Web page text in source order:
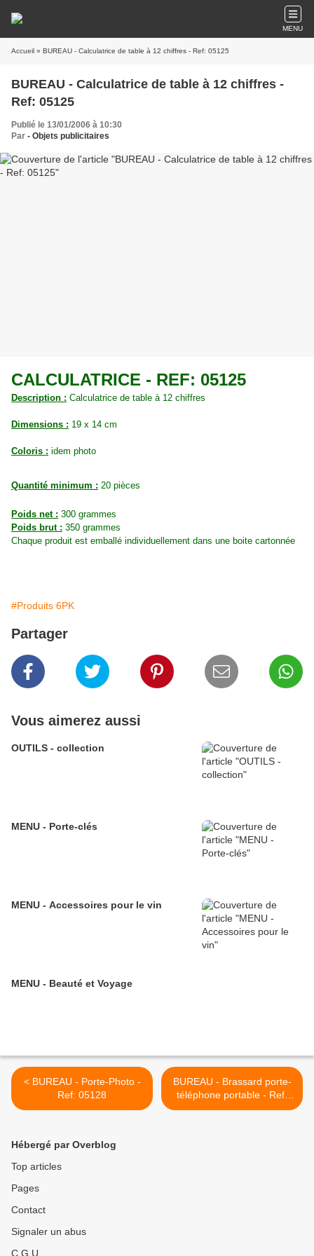
MENU
Accueil » BUREAU - Calculatrice de table à 12 chiffres - Ref: 05125
BUREAU - Calculatrice de table à 12 chiffres -
Ref: 05125
Publié le 13/01/2006 à 10:30
Par - Objets publicitaires
CALCULATRICE - REF: 05125
Description : Calculatrice de table à 12 chiffres
Dimensions : 19 x 14 cm
Coloris : idem photo
Quantité minimum : 20 pièces
Poids net : 300 grammes
Poids brut : 350 grammes
Chaque produit est emballé individuellement dans une boite cartonnée
#Produits 6PK
Partager
Vous aimerez aussi
OUTILS - collection
MENU - Porte-clés
MENU - Accessoires pour le vin
MENU - Beauté et Voyage
< BUREAU - Porte-Photo -
Ref: 05128
BUREAU - Brassard porte-
téléphone portable - Ref:
05056 >
Hébergé par Overblog
Top articles
Pages
Contact
Signaler un abus
C.G.U.